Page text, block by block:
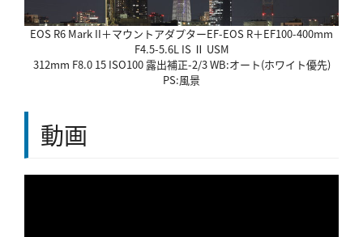
EOS R6 Mark II＋マウントアダプターEF-EOS R＋EF100-400mm
F4.5-5.6L IS Ⅱ USM
312mm F8.0 15 ISO100 露出補正-2/3 WB:オート(ホワイト優先)
PS:風景
動画